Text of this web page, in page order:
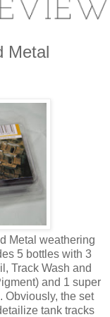
Metal
Metal weathering
5 bottles with 3
Track Wash and
and 1 super
Obviously, the set
tank tracks